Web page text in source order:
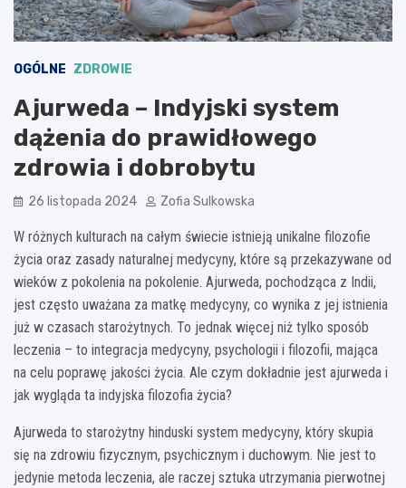
OGÓLNE ZDROWIE
Ajurweda – Indyjski system
dążenia do prawidłowego
zdrowia i dobrobytu
26 listopada 2024 Zofia Sulkowska
W różnych kulturach na całym świecie istnieją unikalne filozofie
życia oraz zasady naturalnej medycyny, które są przekazywane od
wieków z pokolenia na pokolenie. Ajurweda, pochodząca z Indii,
jest często uważana za matkę medycyny, co wynika z jej istnienia
już w czasach starożytnych. To jednak więcej niż tylko sposób
leczenia – to integracja medycyny, psychologii i filozofii, mająca
na celu poprawę jakości życia. Ale czym dokładnie jest ajurweda i
jak wygląda ta indyjska filozofia życia?
Ajurweda to starożytny hinduski system medycyny, który skupia
się na zdrowiu fizycznym, psychicznym i duchowym. Nie jest to
jedynie metoda leczenia, ale raczej sztuka utrzymania pierwotnej